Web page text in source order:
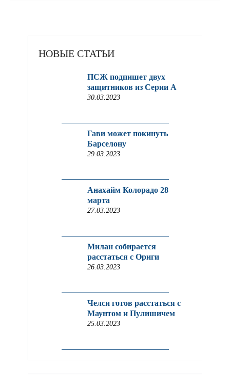
НОВЫЕ СТАТЬИ
ПСЖ подпишет двух
защитников из Серии A
30.03.2023
Гави может покинуть
Барселону
29.03.2023
Анахайм Колорадо 28
марта
27.03.2023
Милан собирается
расстаться с Ориги
26.03.2023
Челси готов расстаться с
Маунтом и Пулишичем
25.03.2023